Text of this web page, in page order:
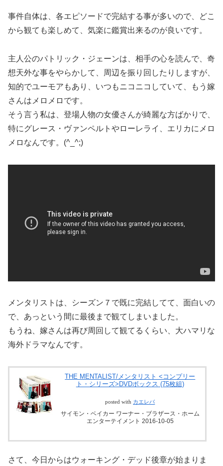
事件自体は、各エピソードで完結する事が多いので、どこ
から観ても楽しめて、気楽に鑑賞出来るのが良いです。
主人公のパトリック・ジェーンは、相手の心を読んで、奇
想天外な事をやらかして、周辺を振り回したりしますが、
知的でユーモアもあり、いつもニコニコしていて、もう嫁
さんはメロメロです。
そう言う私は、登場人物の女優さんが綺麗な方ばかりで、
特にグレース・ヴァンペルトやローレライ、エリカにメロ
メロなんです。(^_^;)
メンタリストは、シーズン７で既に完結してて、面白いの
で、あっという間に最後まで観てしまいました。
もうね、嫁さんは再び周回して観てるくらい、大ハマリな
海外ドラマなんです。
THE MENTALIST/メンタリスト <コンプリー
ト・シリーズ>DVDボックス (75枚組)
posted with カエレバ
サイモン・ベイカー ワーナー・ブラザース・ホーム
エンターテイメント 2016-10-05
さて、今日からはウォーキング・デッド後章が始まりま